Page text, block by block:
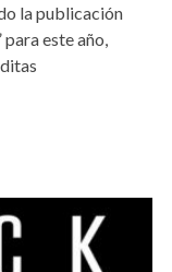
la publicación
este año,